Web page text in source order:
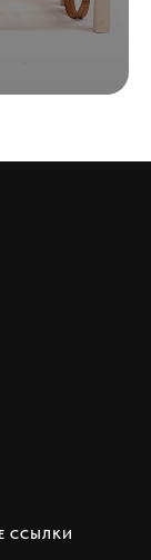
ССЫЛКИ